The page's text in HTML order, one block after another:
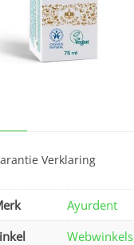
Verklaring
Ayurdent
Webwinkels